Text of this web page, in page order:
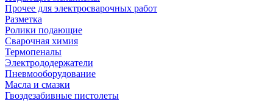
Прочее для электросварочных работ
Разметка
Ролики подающие
Сварочная химия
Термопеналы
Электрододержатели
Пневмооборудование
Масла и смазки
Гвоздезабивные пистолеты